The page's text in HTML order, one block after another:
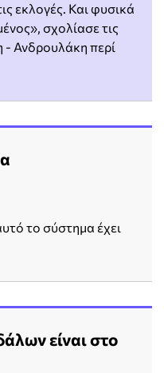
εκλογές. Και φυσικά
σχολίασε τις
Ανδρουλάκη περί
το σύστημα έχει
είναι στο